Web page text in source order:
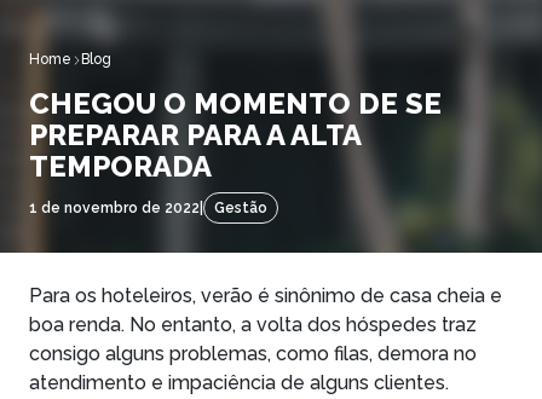
Home Blog
CHEGOU O MOMENTO DE SE
PREPARAR PARA A ALTA
TEMPORADA
1 de novembro de 2022 Gestão
Para os hoteleiros, verão é sinônimo de casa cheia e
boa renda. No entanto, a volta dos hóspedes traz
consigo alguns problemas, como filas, demora no
atendimento e impaciência de alguns clientes.